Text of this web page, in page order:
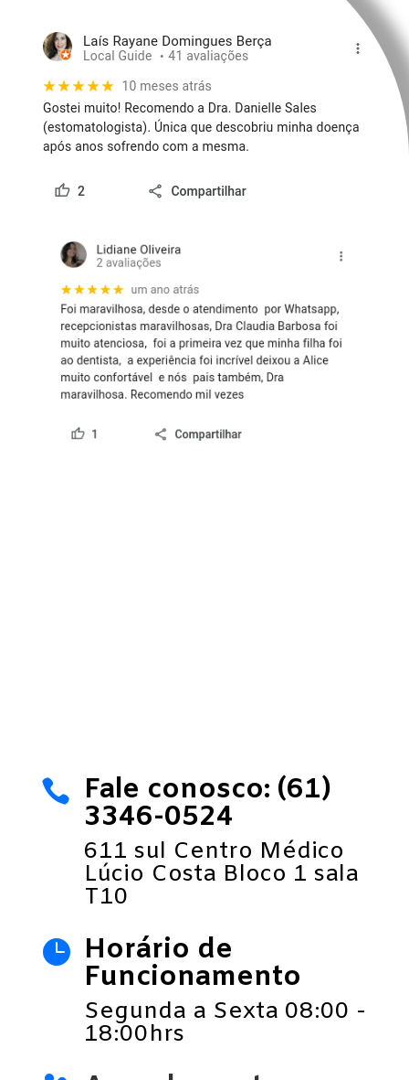
 Fale conosco: (61)
3346-0524
611 sul Centro Médico
Lúcio Costa Bloco 1 sala
T10
 Horário de
Funcionamento
Segunda a Sexta 08:00 -
18:00hrs